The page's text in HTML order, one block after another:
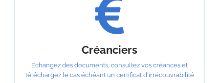
Créanciers
Echangez des documents, consultez vos créances et
téléchargez le cas échéant un certificat d'irrécouvrabilité